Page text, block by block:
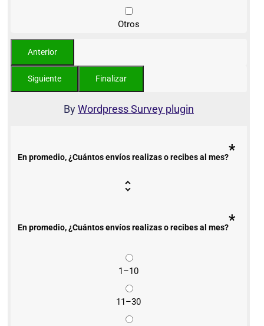
Otros
ByWordpress Survey plugin
En promedio, ¿Cuántos envíos realizas o recibes al mes?*
En promedio, ¿Cuántos envíos realizas o recibes al mes?*
1–10
11–30